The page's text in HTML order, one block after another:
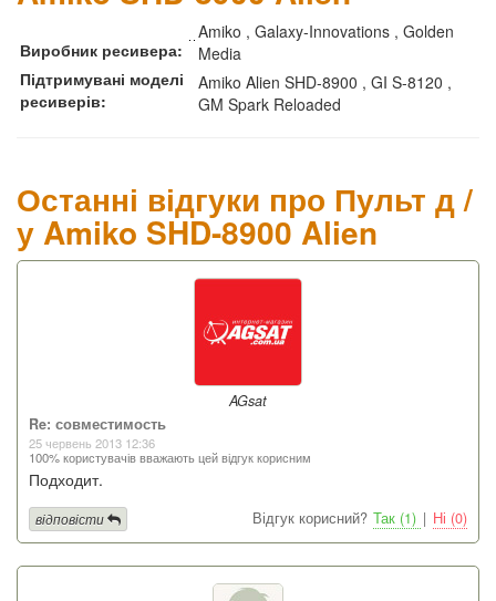
Виробник ресивера:
Amiko , Galaxy-Innovations , Golden
Media
Підтримувані моделі
ресиверів:
Amiko Alien SHD-8900 , GI S-8120 ,
GM Spark Reloaded
Останні відгуки про Пульт д /
у Amiko SHD-8900 Alien
AGsat
Re: совместимость
25 червень 2013 12:36
100% користувачів вважають цей відгук корисним
Подходит.
Відгук корисний? Так (1) | Ні (0)
відповісти